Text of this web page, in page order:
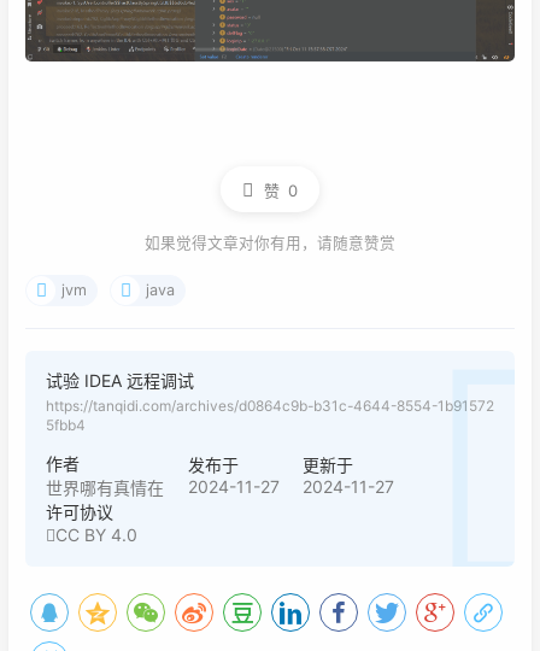
赞 0
如果觉得文章对你有用，请随意赞赏
jvm java
试验 IDEA 远程调试
https://tanqidi.com/archives/d0864c9b-b31c-4644-8554-1b91572
5fbb4
作者
世界哪有真情在
发布于
2024-11-27
更新于
2024-11-27
许可协议
CC BY 4.0